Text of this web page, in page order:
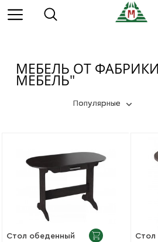
МЕБЕЛЬ ОТ
МЕБЕЛЬ"
Популярные
Стол обеденный
Стол